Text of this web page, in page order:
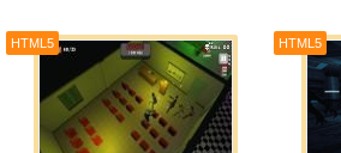
HTML5 HTML5